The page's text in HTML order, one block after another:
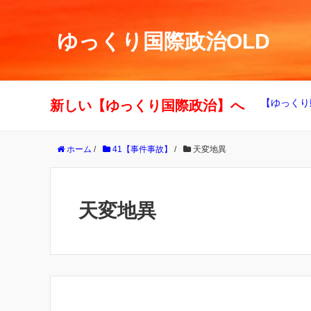
ゆっくり国際政治OLD
新しい【ゆっくり国際政治】へ 【ゆっく
ホーム / 41【事件事故】 / 天変地異
天変地異